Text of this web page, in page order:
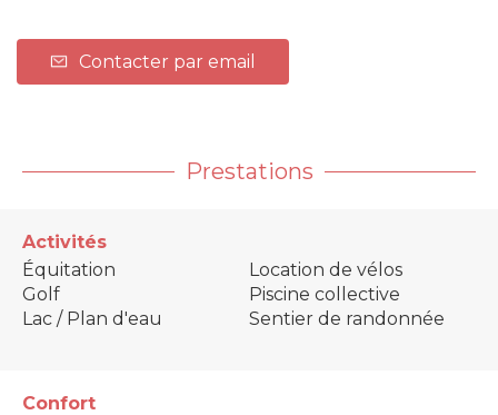
Contacter par email
Prestations
Activités
Équitation
Golf
Lac / Plan d'eau
Location de vélos
Piscine collective
Sentier de randonnée
Confort